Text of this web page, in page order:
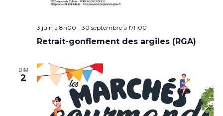
3 juin à 8h00 - 30 septembre à 17h00
Retrait-gonflement des argiles (RGA)
DIM
2